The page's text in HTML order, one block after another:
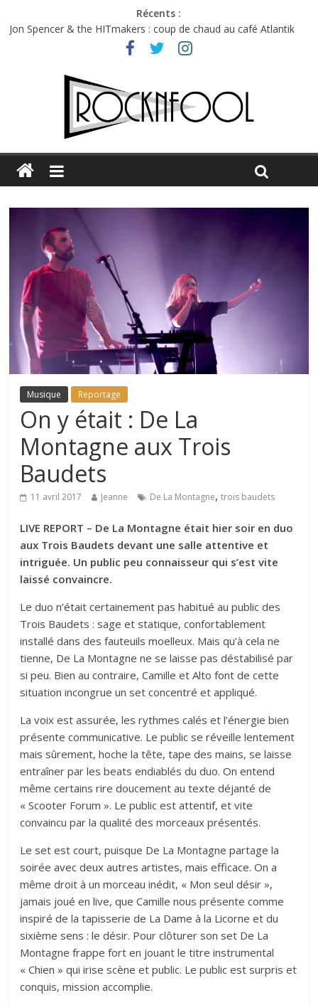
Récents :
Jon Spencer & the HITmakers : coup de chaud au café Atlantik
Hellfest 2026 vendredi : température et émotions en hausse
Hellfest 2026 jeudi : impossible de choisir entre chaleur et bonne
Première édition du Midgard Festival : entre bière, métal et
Charlie Puth à l’Olympia : la leçon de pop du Professeur Puth
Musique Reportage
On y était : De La
Montagne aux Trois
Baudets
11 avril 2017 Jeanne De La Montagne,trois baudets
LIVE REPORT – De La Montagne était hier soir en duo
aux Trois Baudets devant une salle attentive et
intriguée. Un public peu connaisseur qui s’est vite
laissé convaincre.
Le duo n’était certainement pas habitué au public des
Trois Baudets : sage et statique, confortablement
installé dans des fauteuils moelleux. Mais qu’à cela ne
tienne, De La Montagne ne se laisse pas déstabilisé par
si peu. Bien au contraire, Camille et Alto font de cette
situation incongrue un set concentré et appliqué.
La voix est assurée, les rythmes calés et l’énergie bien
présente communicative. Le public se réveille lentement
mais sûrement, hoche la tête, tape des mains, se laisse
entraîner par les beats endiablés du duo. On entend
même certains rire doucement au texte déjanté de
« Scooter Forum ». Le public est attentif, et vite
convaincu par la qualité des morceaux présentés.
Le set est court, puisque De La Montagne partage la
soirée avec deux autres artistes, mais efficace. On a
même droit à un morceau inédit, « Mon seul désir »,
jamais joué en live, que Camille nous présente comme
inspiré de la tapisserie de La Dame à la Licorne et du
sixième sens : le désir. Pour clôturer son set De La
Montagne frappe fort en jouant le titre instrumental
« Chien » qui irise scène et public. Le public est surpris et
conquis, mission accomplie.